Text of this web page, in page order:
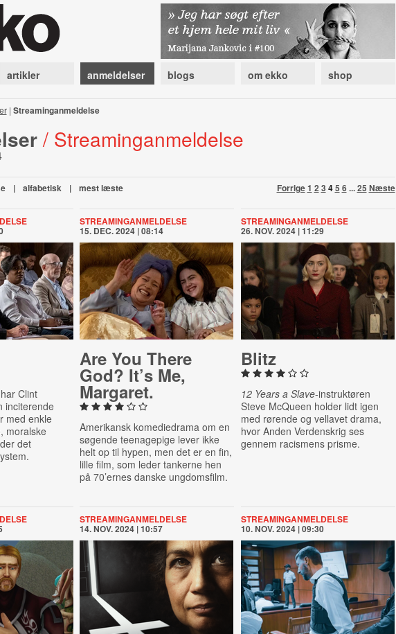
artikler anmeldelser blogs om ekko shop
| Streaminganmeldelse
/ Streaminganmeldelse
Forrige1 2 3 45 6...25 Næste
| alfabetisk | mest læste
Clint
inciterende
med enkle
moralske
det
STREAMINGANMELDELSE
15. DEC. 2024 | 08:14
Are You There
God? It’s Me,
Margaret.
Amerikansk komediedrama om en
søgende teenagepige lever ikke
helt op til hypen, men det er en fin,
lille film, som leder tankerne hen
på 70’ernes danske ungdomsfilm.
STREAMINGANMELDELSE
26. NOV. 2024 | 11:29
Blitz
12 Years a Slave-instruktøren
Steve McQueen holder lidt igen
med rørende og vellavet drama,
hvor Anden Verdenskrig ses
gennem racismens prisme.
STREAMINGANMELDELSE
14. NOV. 2024 | 10:57
STREAMINGANMELDELSE
10. NOV. 2024 | 09:30